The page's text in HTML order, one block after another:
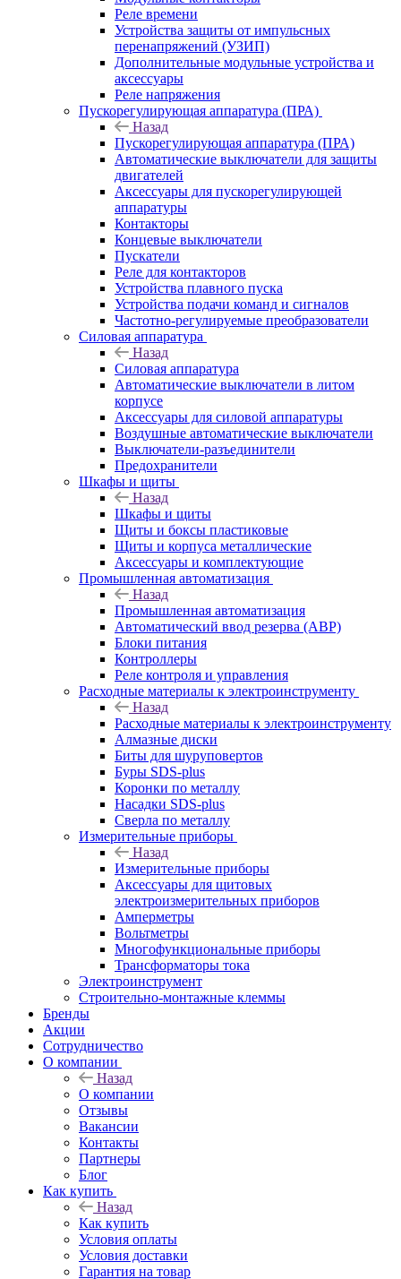
Реле времени
Устройства защиты от импульсных
перенапряжений (УЗИП)
Дополнительные модульные устройства и
аксессуары
Реле напряжения
Пускорегулирующая аппаратура (ПРА)
Назад
Пускорегулирующая аппаратура (ПРА)
Автоматические выключатели для защиты
двигателей
Аксессуары для пускорегулирующей
аппаратуры
Контакторы
Концевые выключатели
Пускатели
Реле для контакторов
Устройства плавного пуска
Устройства подачи команд и сигналов
Частотно-регулируемые преобразователи
Силовая аппаратура
Назад
Силовая аппаратура
Автоматические выключатели в литом
корпусе
Аксессуары для силовой аппаратуры
Воздушные автоматические выключатели
Выключатели-разъединители
Предохранители
Шкафы и щиты
Назад
Шкафы и щиты
Щиты и боксы пластиковые
Щиты и корпуса металлические
Аксессуары и комплектующие
Промышленная автоматизация
Назад
Промышленная автоматизация
Автоматический ввод резерва (АВР)
Блоки питания
Контроллеры
Реле контроля и управления
Расходные материалы к электроинструменту
Назад
Расходные материалы к электроинструменту
Алмазные диски
Биты для шуруповертов
Буры SDS-plus
Коронки по металлу
Насадки SDS-plus
Сверла по металлу
Измерительные приборы
Назад
Измерительные приборы
Аксессуары для щитовых
электроизмерительных приборов
Амперметры
Вольтметры
Многофункциональные приборы
Трансформаторы тока
Электроинструмент
Строительно-монтажные клеммы
Бренды
Акции
Сотрудничество
О компании
Назад
О компании
Отзывы
Вакансии
Контакты
Партнеры
Блог
Как купить
Назад
Как купить
Условия оплаты
Условия доставки
Гарантия на товар